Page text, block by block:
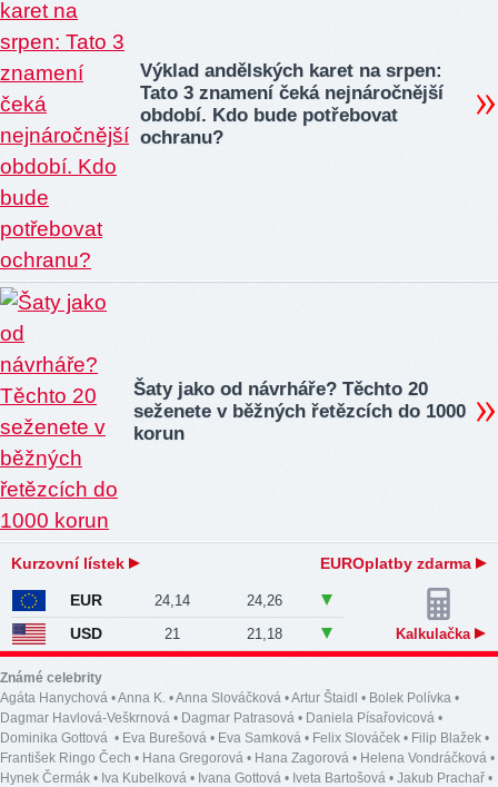
Výklad andělských karet na srpen:
Tato 3 znamení čeká nejnáročnější
období. Kdo bude potřebovat
ochranu?
Šaty jako od návrháře? Těchto 20
seženete v běžných řetězcích do 1000
korun
Kurzovní lístek EUROplatby zdarma
EUR 24,14 24,26
USD 21 21,18 Kalkulačka
Známé celebrity
Agáta Hanychová •Anna K. •Anna Slováčková •Artur Štaidl • Bolek Polívka •
Dagmar Havlová-Veškrnová • Dagmar Patrasová • Daniela Písařovicová •
Dominika Gottová • Eva Burešová • Eva Samková • Felix Slováček • Filip Blažek •
František Ringo Čech • Hana Gregorová • Hana Zagorová • Helena Vondráčková •
Hynek Čermák • Iva Kubelková • Ivana Gottová • Iveta Bartošová • Jakub Prachař •